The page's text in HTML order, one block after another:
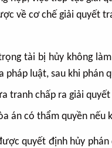
về cơ chế giải quyết
tài bị hủy không
pháp luật, sau khi phán
tranh chấp ra giải
án có thẩm quyền
quyết định hủy